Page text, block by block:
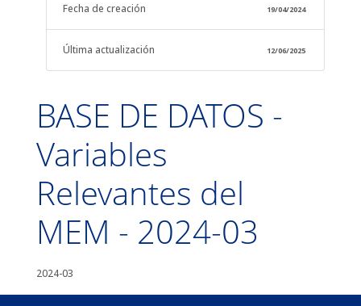
Fecha de creación 19/04/2024
Última actualización 12/06/2025
BASE DE DATOS -
Variables
Relevantes del
MEM - 2024-03
2024-03